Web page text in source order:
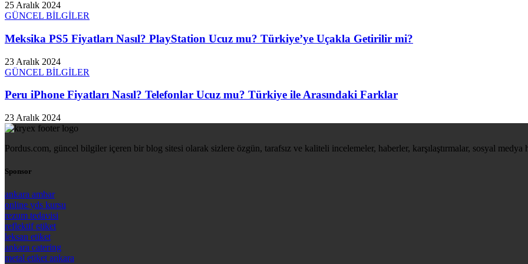
25 Aralık 2024
GÜNCEL BİLGİLER
Meksika PS5 Fiyatları Nasıl? PlayStation Ucuz mu? Türkiye’ye Uçakla Getirilir mi?
23 Aralık 2024
GÜNCEL BİLGİLER
Peru iPhone Fiyatları Nasıl? Telefonlar Ucuz mu? Türkiye ile Arasındaki Farklar
23 Aralık 2024
Pordus.com, güncel bilgiler içeren bir blog sitesi olarak sizlere özgün, tarafsız ve kaliteli incelemeler, haberler, karşılaştırmalar, sosyal
Sponsor
ankara ambar
online yds kursu
rezum tedavisi
reflektif etiket
leksan etiket
ankara catering
metal etiket ankara